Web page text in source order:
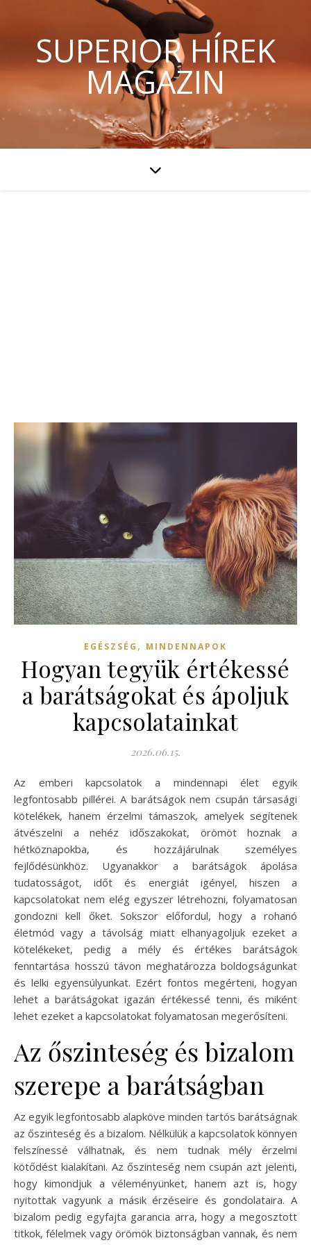
SUPERIOR HÍREK
MAGAZIN
EGÉSZSÉG , MINDENNAPOK
Hogyan tegyük értékessé
a barátságokat és ápoljuk
kapcsolatainkat
2026.06.15.
Az emberi kapcsolatok a mindennapi élet egyik
legfontosabb pillérei. A barátságok nem csupán társasági
kötelékek, hanem érzelmi támaszok, amelyek segítenek
átvészelni a nehéz időszakokat, örömöt hoznak a
hétköznapokba, és hozzájárulnak személyes
fejlődésünkhöz. Ugyanakkor a barátságok ápolása
tudatosságot, időt és energiát igényel, hiszen a
kapcsolatokat nem elég egyszer létrehozni, folyamatosan
gondozni kell őket. Sokszor előfordul, hogy a rohanó
életmód vagy a távolság miatt elhanyagoljuk ezeket a
kötelékeket, pedig a mély és értékes barátságok
fenntartása hosszú távon meghatározza boldogságunkat
és lelki egyensúlyunkat. Ezért fontos megérteni, hogyan
lehet a barátságokat igazán értékessé tenni, és miként
lehet ezeket a kapcsolatokat folyamatosan megerősíteni.
Az őszinteség és bizalom
szerepe a barátságban
Az egyik legfontosabb alapköve minden tartós barátságnak
az őszinteség és a bizalom. Nélkülük a kapcsolatok könnyen
felszínessé válhatnak, és nem tudnak mély érzelmi
kötődést kialakítani. Az őszinteség nem csupán azt jelenti,
hogy kimondjuk a véleményünket, hanem azt is, hogy
nyitottak vagyunk a másik érzéseire és gondolataira. A
bizalom pedig egyfajta garancia arra, hogy a megosztott
titkok, félelmek vagy örömök biztonságban vannak, és nem